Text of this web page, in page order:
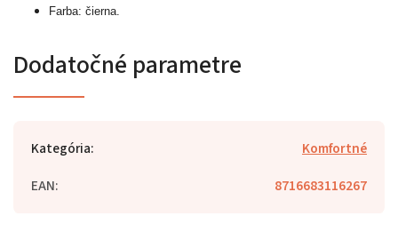
Farba: čierna.
Dodatočné parametre
Kategória:
Komfortné
EAN: 8716683116267